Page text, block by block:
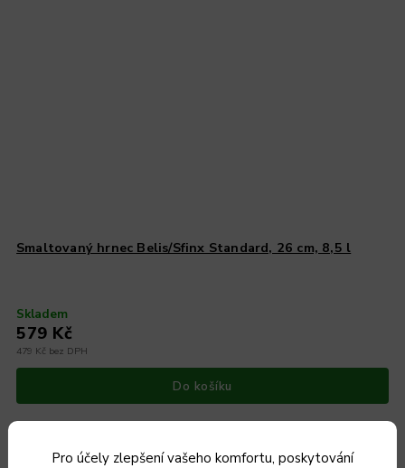
Pro účely zlepšení vašeho komfortu, poskytování
Smaltovaný hrnec Belis/Sfinx Standard, 26 cm, 8,5 l
Skladem
479 Kč bez DPH
579 Kč
Do košíku